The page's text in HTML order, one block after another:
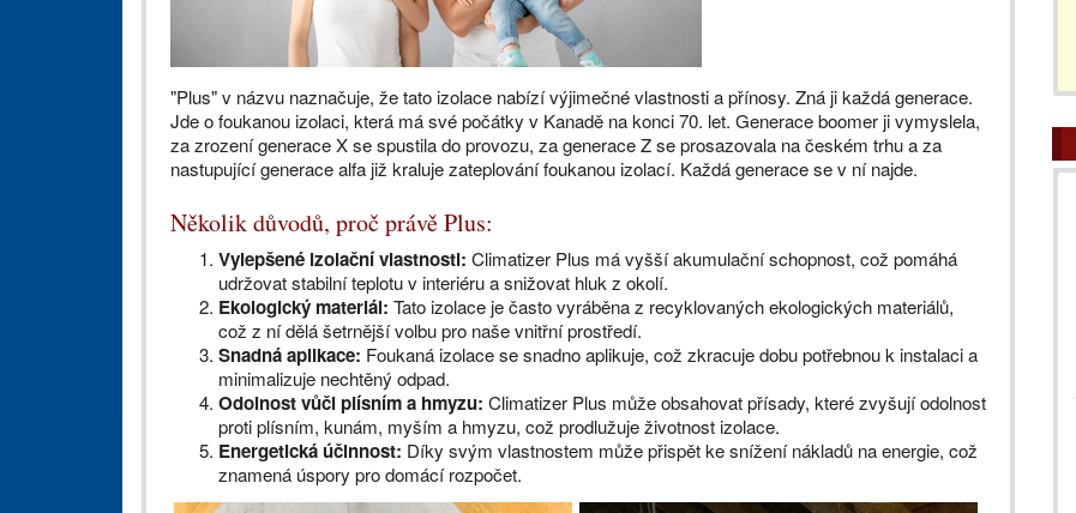
"Plus" v názvu naznačuje, že tato izolace nabízí výjimečné vlastnosti a přínosy. Zná ji každá generace.
Jde o foukanou izolaci, která má své počátky v Kanadě na konci 70. let. Generace boomer ji vymyslela,
za zrození generace X se spustila do provozu, za generace Z se prosazovala na českém trhu a za
nastupující generace alfa již kraluje zateplování foukanou izolací. Každá generace se v ní najde.
Několik důvodů, proč právě Plus:
Vylepšené izolační vlastnosti: Climatizer Plus má vyšší akumulační schopnost, což pomáhá
udržovat stabilní teplotu v interiéru a snižovat hluk z okolí.
Ekologický materiál: Tato izolace je často vyráběna z recyklovaných ekologických materiálů,
což z ní dělá šetrnější volbu pro naše vnitřní prostředí.
Snadná aplikace: Foukaná izolace se snadno aplikuje, což zkracuje dobu potřebnou k instalaci a
minimalizuje nechtěný odpad.
Odolnost vůči plísním a hmyzu: Climatizer Plus může obsahovat přísady, které zvyšují odolnost
proti plísním, kunám, myším a hmyzu, což prodlužuje životnost izolace.
Energetická účinnost: Díky svým vlastnostem může přispět ke snížení nákladů na energie, což
znamená úspory pro domácí rozpočet.